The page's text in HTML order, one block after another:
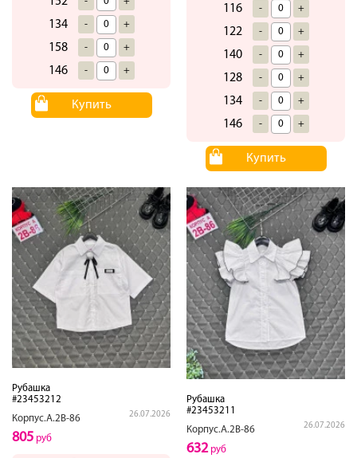
134 - +
158 - +
146 - +
Купить
116 - +
122 - +
140 - +
128 - +
134 - +
146 - +
Купить
Рубашка
#23453212
Корпус.А.2В-86
26.07.2026
805 руб
Рубашка
#23453211
Корпус.А.2В-86
26.07.2026
632руб